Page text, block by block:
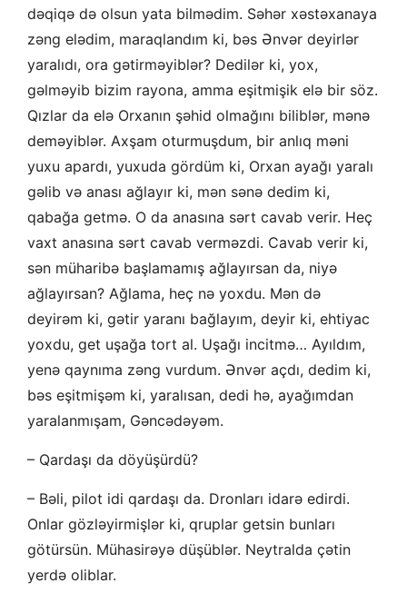
dəqiqə də olsun yata bilmədim. Səhər xəstəxanaya
zəng elədim, maraqlandım ki, bəs Ənvər deyirlər
yaralıdı, ora gətirməyiblər? Dedilər ki, yox,
gəlməyib bizim rayona, amma eşitmişik elə bir söz.
Qızlar da elə Orxanın şəhid olmağını biliblər, mənə
deməyiblər. Axşam oturmuşdum, bir anlıq məni
yuxu apardı, yuxuda gördüm ki, Orxan ayağı yaralı
gəlib və anası ağlayır ki, mən sənə dedim ki,
qabağa getmə. O da anasına sərt cavab verir. Heç
vaxt anasına sərt cavab verməzdi. Cavab verir ki,
sən müharibə başlamamış ağlayırsan da, niyə
ağlayırsan? Ağlama, heç nə yoxdu. Mən də
deyirəm ki, gətir yaranı bağlayım, deyir ki, ehtiyac
yoxdu, get uşağa tort al. Uşağı incitmə… Ayıldım,
yenə qaynıma zəng vurdum. Ənvər açdı, dedim ki,
bəs eşitmişəm ki, yaralısan, dedi hə, ayağımdan
yaralanmışam, Gəncədəyəm.
– Qardaşı da döyüşürdü?
– Bəli, pilot idi qardaşı da. Dronları idarə edirdi.
Onlar gözləyirmişlər ki, qruplar getsin bunları
götürsün. Mühasirəyə düşüblər. Neytralda çətin
yerdə oliblar.